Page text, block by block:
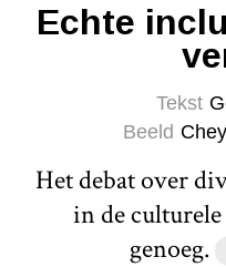
Echte
Tekst
Beeld
Het debat over
in de
genoeg.